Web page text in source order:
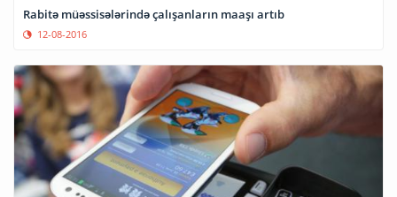
Rabitə müəssisələrində çalışanların maaşı artıb
12-08-2016